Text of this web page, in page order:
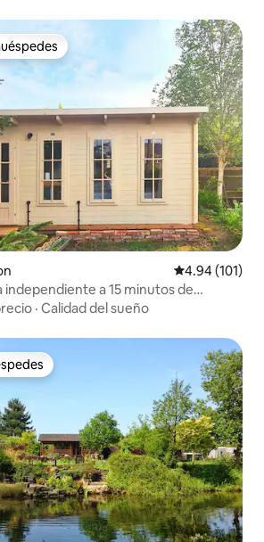
preferido
Calificación
4.94 (101)
a 15 minutos de
· Calidad del sueño